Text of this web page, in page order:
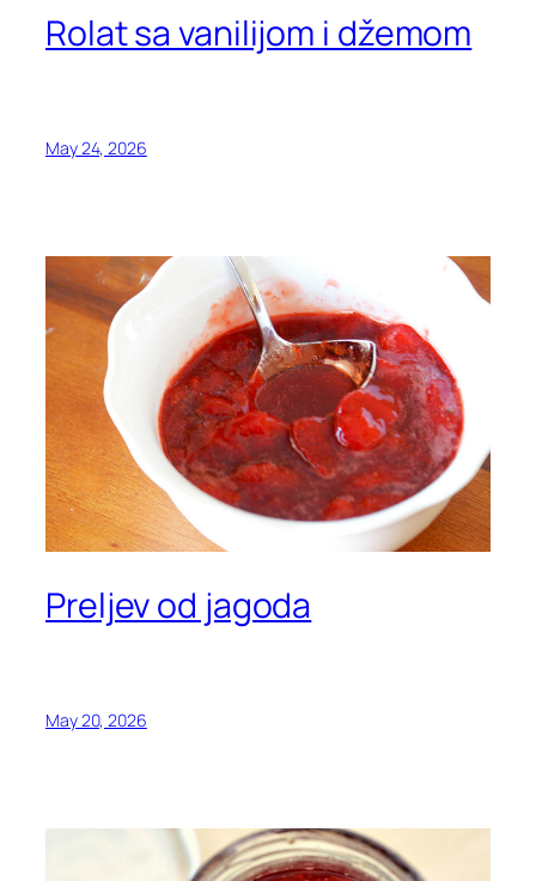
Rolat sa vanilijom i džemom
May 24, 2026
Preljev od jagoda
May 20, 2026